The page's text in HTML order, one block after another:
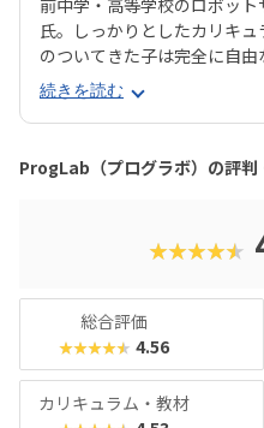
前中学・高等学校のロボッ
氏。しっかりとしたカリキ
のついてきた子は完全に自
力！教室の都合に合わせるの
に合わせた学習ができるので
しくなりたい♪」なんてお子
ひ、エンジニアに」という
いなしです。また、プログラ
ものづくりを楽しめる「プ
記者のメソッドで読解力や
オンライン英語講座「
など、多彩な学びの機会を
こそ、流行りすたりに惑わ
れるスクールと言えるでし
ラス内は和気あいあいとした
続きを読む
ProgLab（プログラボ）の評判
★★★★★
総合評価
★★★★★ 4.56
カリキュラム・教材